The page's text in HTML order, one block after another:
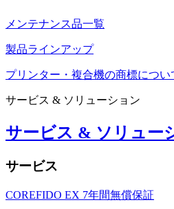
メンテナンス品一覧
製品ラインアップ
プリンター・複合機の商標につい
サービス & ソリューション
サービス & ソリュー
サービス
COREFIDO EX 7年間無償保証